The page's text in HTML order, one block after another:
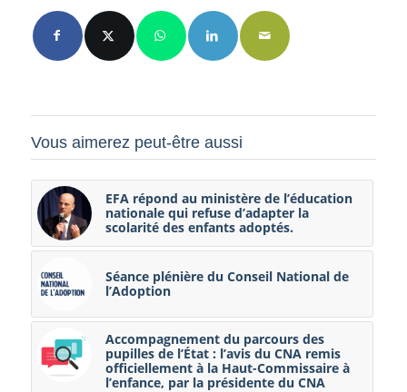
Vous aimerez peut-être aussi
EFA répond au ministère de l’éducation
nationale qui refuse d’adapter la
scolarité des enfants adoptés.
Séance plénière du Conseil National de
l’Adoption
Accompagnement du parcours des
pupilles de l’État : l’avis du CNA remis
officiellement à la Haut-Commissaire à
l’enfance, par la présidente du CNA